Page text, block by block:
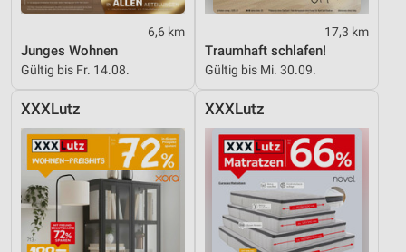
6,6 km
Junges Wohnen
Gültig bis Fr. 14.08.
17,3 km
Traumhaft schlafen!
Gültig bis Mi. 30.09.
XXXLutz XXXLutz